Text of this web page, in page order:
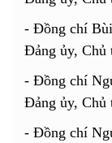
- Đồng chí
Đảng ủy, Chủ
- Đồng chí
Đảng ủy,
- Đồng chí